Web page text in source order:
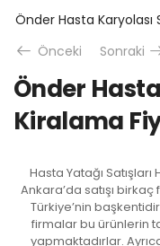
Önder Hasta Karyolası
Önceki
Sonraki
Önder
Kiralama
Hasta Yatağı
Ankara’da satışı
Türkiye’nin
firmalar bu ürünlerin
yapmaktadırlar.